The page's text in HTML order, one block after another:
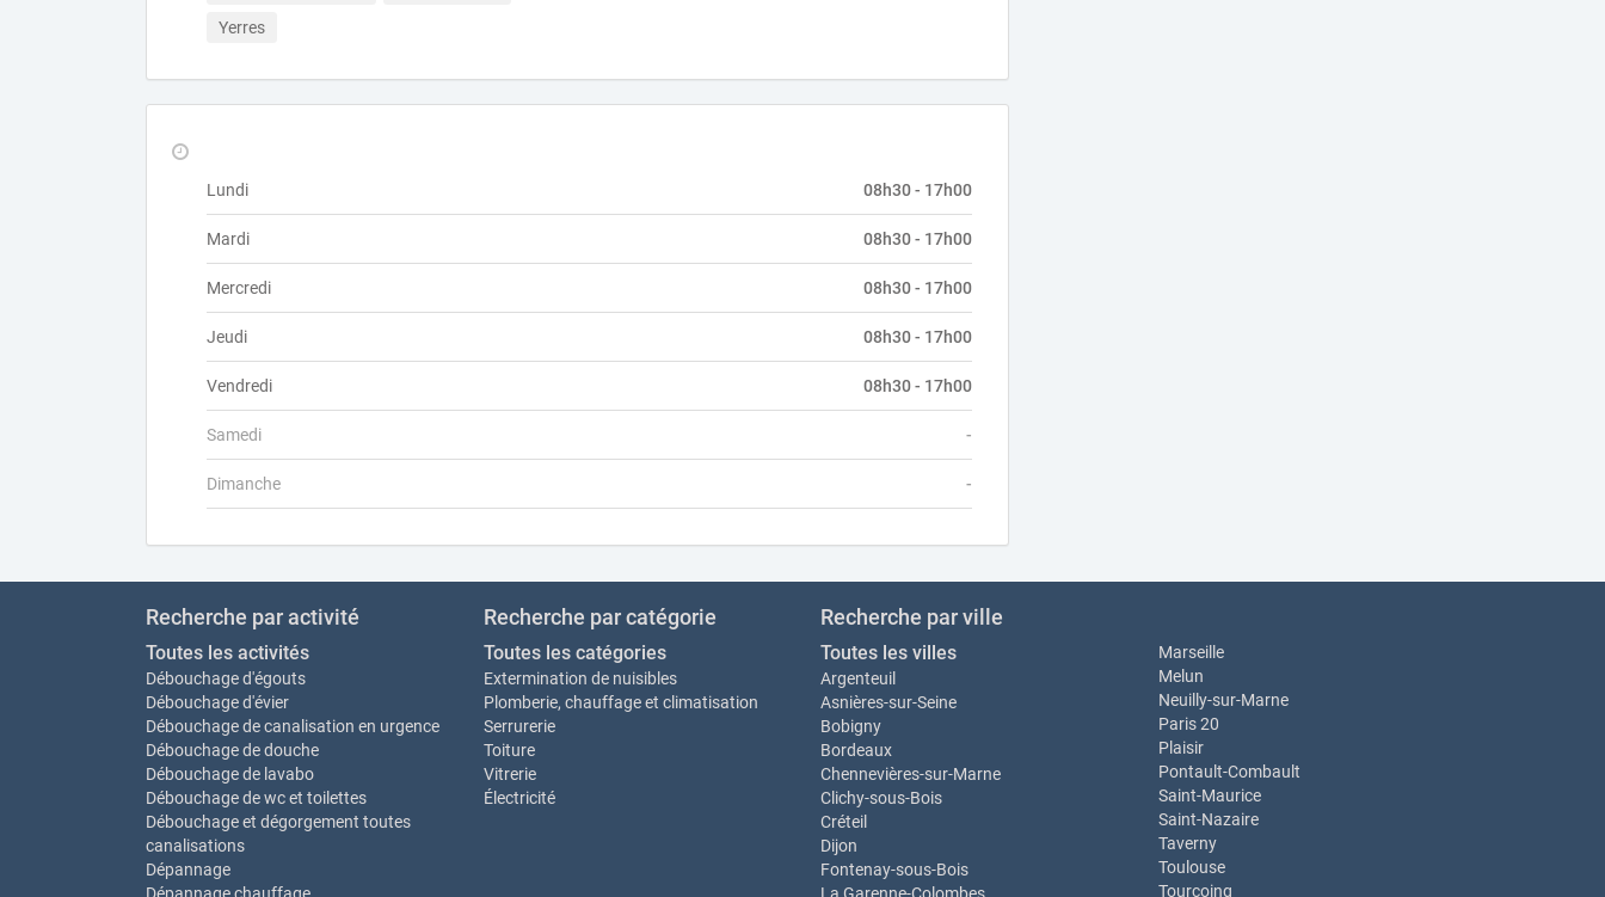
Yerres
Lundi 08h30 - 17h00
Mardi 08h30 - 17h00
Mercredi 08h30 - 17h00
Jeudi 08h30 - 17h00
Vendredi 08h30 - 17h00
Samedi -
Dimanche -
Recherche par activité
Toutes les activités
Débouchage d'égouts
Débouchage d'évier
Débouchage de canalisation en urgence
Débouchage de douche
Débouchage de lavabo
Débouchage de wc et toilettes
Débouchage et dégorgement toutes
canalisations
Dépannage
Recherche par catégorie
Toutes les catégories
Extermination de nuisibles
Plomberie, chauffage et climatisation
Serrurerie
Toiture
Vitrerie
Électricité
Recherche par ville
Toutes les villes
Argenteuil
Asnières-sur-Seine
Bobigny
Bordeaux
Chennevières-sur-Marne
Clichy-sous-Bois
Créteil
Dijon
Fontenay-sous-Bois
Marseille
Melun
Neuilly-sur-Marne
Paris 20
Plaisir
Pontault-Combault
Saint-Maurice
Saint-Nazaire
Taverny
Toulouse
Tourcoing